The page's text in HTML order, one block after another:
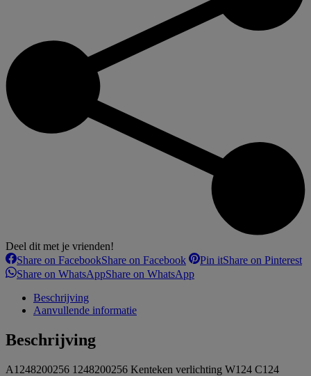
Deel dit met je vrienden!
Share on FacebookShare on Facebook Pin itShare on Pinterest
Share on WhatsAppShare on WhatsApp
Beschrijving
Aanvullende informatie
Beschrijving
A1248200256 1248200256 Kenteken verlichting W124 C124